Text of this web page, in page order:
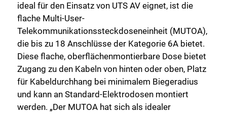
ideal für den Einsatz von UTS AV eignet, ist die
flache Multi-User-
Telekommunikationssteckdoseneinheit (MUTOA),
die bis zu 18 Anschlüsse der Kategorie 6A bietet.
Diese flache, oberflächenmontierbare Dose bietet
Zugang zu den Kabeln von hinten oder oben, Platz
für Kabeldurchhang bei minimalem Biegeradius
und kann an Standard-Elektrodosen montiert
werden. „Der MUTOA hat sich als idealer